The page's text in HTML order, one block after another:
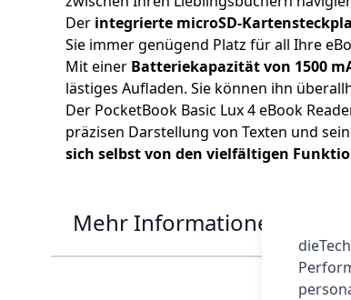
Der integrierte microSD-
Sie immer genügend Platz für all Ihre
Mit einer Batteriekapazität von 1500
lästiges Aufladen. Sie können ihn
Der PocketBook Basic Lux 4 eBook
präzisen Darstellung von Texten und
sich selbst von den vielfältigen
Mehr Informationen